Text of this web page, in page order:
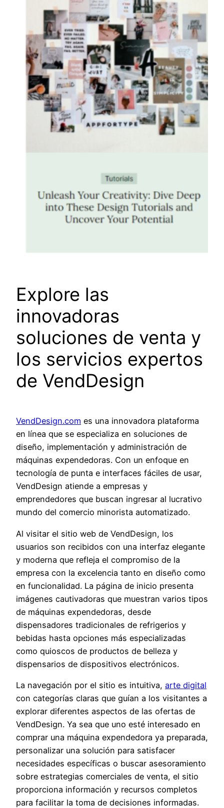
Explore las
innovadoras
soluciones de venta y
los servicios expertos
de VendDesign
VendDesign.com es una innovadora plataforma
en línea que se especializa en soluciones de
diseño, implementación y administración de
máquinas expendedoras. Con un enfoque en
tecnología de punta e interfaces fáciles de usar,
VendDesign atiende a empresas y
emprendedores que buscan ingresar al lucrativo
mundo del comercio minorista automatizado.
Al visitar el sitio web de VendDesign, los
usuarios son recibidos con una interfaz elegante
y moderna que refleja el compromiso de la
empresa con la excelencia tanto en diseño como
en funcionalidad. La página de inicio presenta
imágenes cautivadoras que muestran varios tipos
de máquinas expendedoras, desde
dispensadores tradicionales de refrigerios y
bebidas hasta opciones más especializadas
como quioscos de productos de belleza y
dispensarios de dispositivos electrónicos.
La navegación por el sitio es intuitiva, arte digital
con categorías claras que guían a los visitantes a
explorar diferentes aspectos de las ofertas de
VendDesign. Ya sea que uno esté interesado en
comprar una máquina expendedora ya preparada,
personalizar una solución para satisfacer
necesidades específicas o buscar asesoramiento
sobre estrategias comerciales de venta, el sitio
proporciona información y recursos completos
para facilitar la toma de decisiones informadas.